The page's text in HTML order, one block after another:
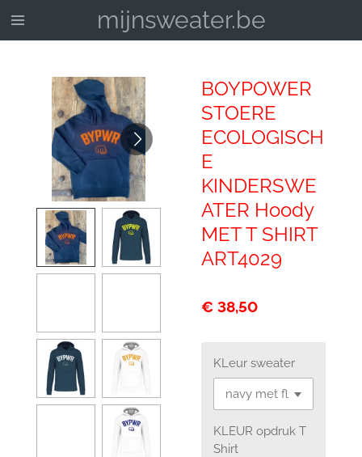
Ga
hoofdinhoud
mijnsweater.be
BOYPOWER
STOERE
ECOLOGISCH
E
KINDERSWE
ATER Hoody
MET T SHIRT
ART4029
€ 38,50
KLeur sweater
KLEUR opdruk T
Shirt